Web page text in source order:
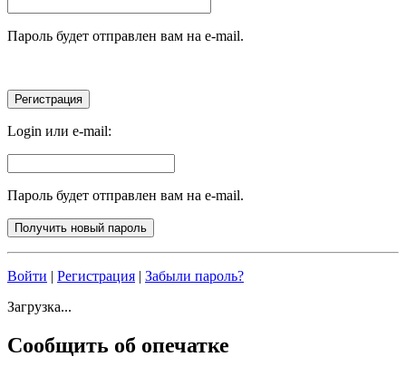
Пароль будет отправлен вам на e-mail.
Login или e-mail:
Пароль будет отправлен вам на e-mail.
Войти | Регистрация | Забыли пароль?
Загрузка...
Сообщить об опечатке